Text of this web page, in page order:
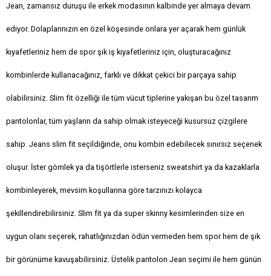
Jean, zamansız duruşu ile erkek modasının kalbinde yer almaya devam
ediyor. Dolaplarınızın en özel köşesinde onlara yer açarak hem günlük
kıyafetleriniz hem de spor şık iş kıyafetleriniz için, oluşturacağınız
kombinlerde kullanacağınız, farklı ve dikkat çekici bir parçaya sahip
olabilirsiniz. Slim fit özelliği ile tüm vücut tiplerine yakışan bu özel tasarım
pantolonlar, tüm yaşların da sahip olmak isteyeceği kusursuz çizgilere
sahip. Jeans slim fit seçildiğinde, onu kombin edebilecek sınırsız seçenek
oluşur. İster gömlek ya da tişörtlerle isterseniz sweatshirt ya da kazaklarla
kombinleyerek, mevsim koşullarına göre tarzınızı kolayca
şekillendirebilirsiniz. Slim fit ya da super skinny kesimlerinden size en
uygun olanı seçerek, rahatlığınızdan ödün vermeden hem spor hem de şık
bir görünüme kavuşabilirsiniz. Üstelik pantolon Jean seçimi ile hem günün